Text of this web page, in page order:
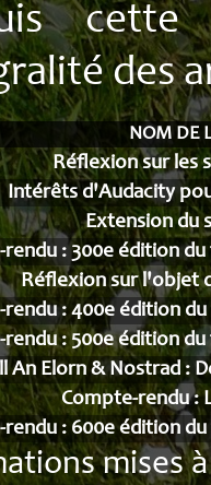
des
NOM DE
Réflexion sur les
Intérêts d'Audacity
Extension du
: 300e édition du
Réflexion sur l'objet
: 400e édition du
: 500e édition du
An Elorn & Nostrad :
Compte-rendu :
: 600e édition du
mises